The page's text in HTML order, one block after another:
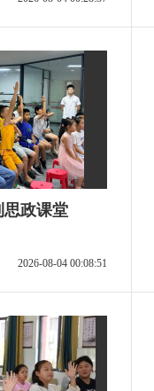
思政课堂
2026-08-04 00:08:51